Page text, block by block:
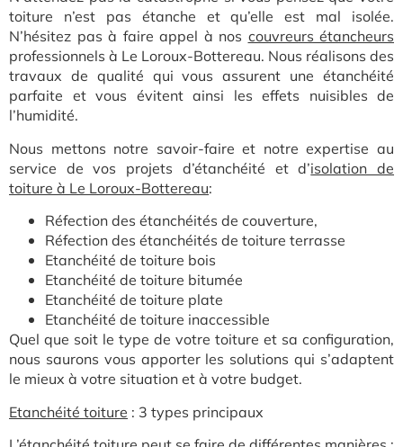
toiture n’est pas étanche et qu’elle est mal isolée.
N’hésitez pas à faire appel à nos couvreurs étancheurs
professionnels à Le Loroux-Bottereau. Nous réalisons des
travaux de qualité qui vous assurent une étanchéité
parfaite et vous évitent ainsi les effets nuisibles de
l’humidité.
Nous mettons notre savoir-faire et notre expertise au
service de vos projets d’étanchéité etd’isolation de
toiture à Le Loroux-Bottereau:
Réfection des étanchéités de couverture,
Réfection des étanchéités de toiture terrasse
Etanchéité de toiture bois
Etanchéité de toiture bitumée
Etanchéité de toiture plate
Etanchéité de toiture inaccessible
Quel que soit le type de votre toiture et sa configuration,
nous saurons vous apporter les solutions qui s’adaptent
le mieux à votre situation et à votre budget.
Etanchéité toiture : 3 types principaux